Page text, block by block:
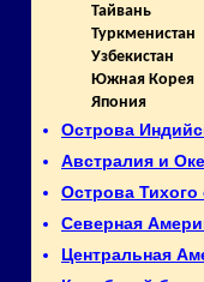
Тайвань
Туркменистан
Узбекистан
Южная Корея
Япония
Острова
Австралия и
Острова Тихого
Северная
Центральная